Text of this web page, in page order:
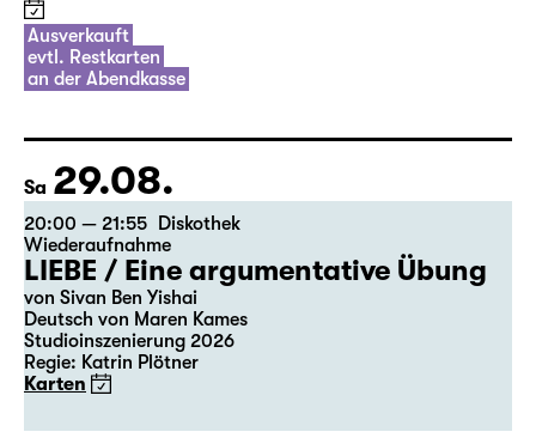
Ausverkauft
evtl. Restkarten
an der Abendkasse
Sa 29.08.
20:00 — 21:55
Diskothek
Wiederaufnahme
LIEBE / Eine argumentative Übung
von Sivan Ben Yishai
Deutsch von Maren Kames
Studioinszenierung 2026
Regie: Katrin Plötner
Karten